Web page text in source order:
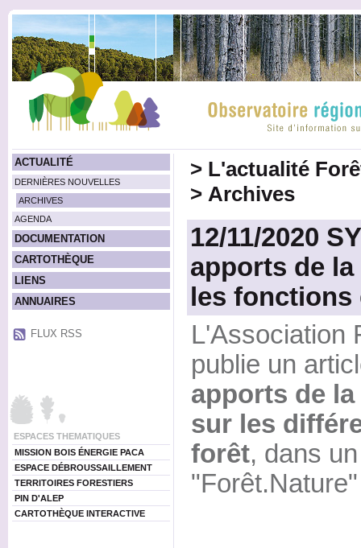
ACTUALITÉ
DERNIÈRES NOUVELLES
ARCHIVES
AGENDA
DOCUMENTATION
CARTOTHÈQUE
LIENS
ANNUAIRES
FLUX RSS
ESPACES THEMATIQUES
MISSION BOIS ÉNERGIE PACA
ESPACE DÉBROUSSAILLEMENT
TERRITOIRES FORESTIERS
PIN D'ALEP
CARTOTHÈQUE INTERACTIVE
> L'actualité
> Archives
12/11/2020
apports de
les
L'Association
publie un
apports de
sur les
forêt, dans